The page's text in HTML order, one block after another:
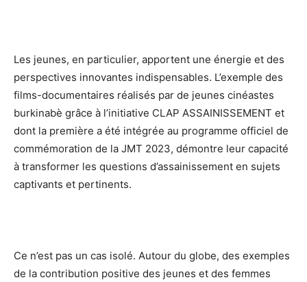
Les jeunes, en particulier, apportent une énergie et des
perspectives innovantes indispensables. L’exemple des
films-documentaires réalisés par de jeunes cinéastes
burkinabè grâce à l’initiative CLAP ASSAINISSEMENT et
dont la première a été intégrée au programme officiel de
commémoration de la JMT 2023, démontre leur capacité
à transformer les questions d’assainissement en sujets
captivants et pertinents.
Ce n’est pas un cas isolé. Autour du globe, des exemples
de la contribution positive des jeunes et des femmes